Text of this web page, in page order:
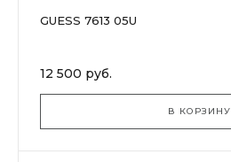
GUESS 7613 05U
12 500 руб.
В КОРЗИНУ